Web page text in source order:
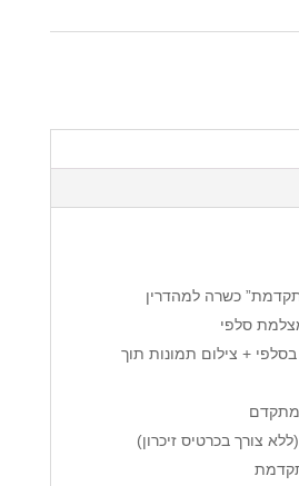
כשרה למהדרין
סלפי
בסלפי + צילום תמונות תוך